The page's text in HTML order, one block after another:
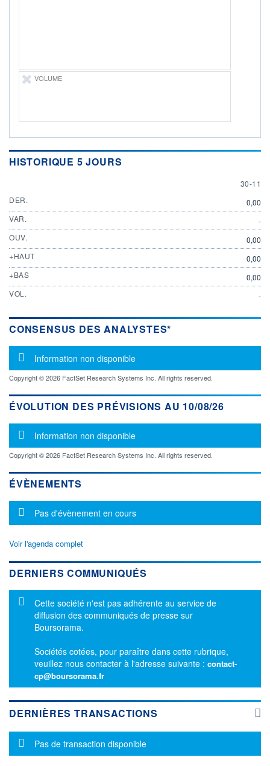
Non éligible
Boursobank
VOLUME
HISTORIQUE 5 JOURS
30
30-11
DER.
0,00
VAR.
-
OUV.
0,00
+HAUT
0,00
+BAS
0,00
VOL.
-
CONSENSUS DES ANALYSTES*
Message d'information
Information non disponible
Copyright © 2026 FactSet Research Systems Inc. All rights reserved.
ÉVOLUTION DES PRÉVISIONS AU 10/08/26
Message d'information
Information non disponible
Copyright © 2026 FactSet Research Systems Inc. All rights reserved.
ÉVÈNEMENTS
Message d'information
Pas d'évènement en cours
Voir l'agenda complet
DERNIERS COMMUNIQUÉS
Message d'information
Cette société n'est pas adhérente au service de
diffusion des communiqués de presse sur
Boursorama.
Sociétés cotées, pour paraître dans cette rubrique,
veuillez nous contacter à l'adresse suivante : contact-
cp@boursorama.fr
DERNIÈRES TRANSACTIONS
Message d'information
Pas de transaction disponible